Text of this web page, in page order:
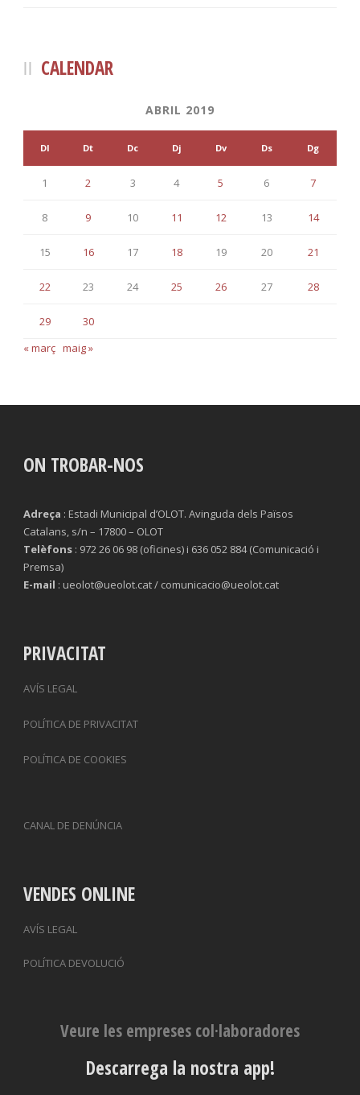
CALENDAR
ABRIL 2019
Dl Dt Dc Dj Dv Ds Dg
1 2 3 4 5 6 7
8 9 10 11 12 13 14
15 16 17 18 19 20 21
22 23 24 25 26 27 28
29
30
« març maig »
ON TROBAR-NOS
Adreça : Estadi Municipal d’OLOT. Avinguda dels Països
Catalans, s/n – 17800 – OLOT
Telèfons : 972 26 06 98 (oficines) i 636 052 884 (Comunicació i
Premsa)
E-mail : ueolot@ueolot.cat / comunicacio@ueolot.cat
PRIVACITAT
AVÍS LEGAL
POLÍTICA DE PRIVACITAT
POLÍTICA DE COOKIES
CANAL DE DENÚNCIA
VENDES ONLINE
AVÍS LEGAL
POLÍTICA DEVOLUCIÓ
Veure les empreses col·laboradores
Descarrega la nostra app!